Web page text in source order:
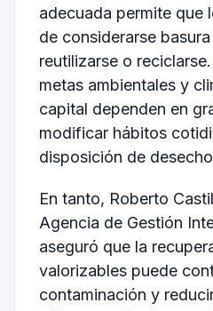
adecuada permite que
de considerarse
reutilizarse o
metas ambientales y
capital dependen en
modificar hábitos
disposición de
En tanto, Roberto
Agencia de Gestión
aseguró que la
valorizables puede
contaminación y